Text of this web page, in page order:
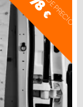
78
€